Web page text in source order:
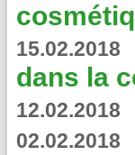
15.02.2018
dans la
12.02.2018
02.02.2018